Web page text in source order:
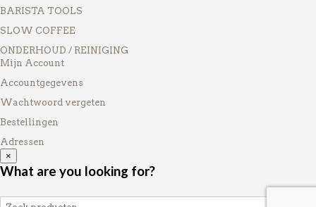
BARISTA TOOLS
SLOW COFFEE
ONDERHOUD / REINIGING
Mijn Account
Accountgegevens
Wachtwoord vergeten
Bestellingen
Adressen
×
What are you looking for?